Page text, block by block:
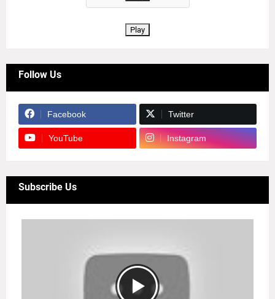
Play
Follow Us
Facebook Twitter
YouTube Instagram
Subscribe Us